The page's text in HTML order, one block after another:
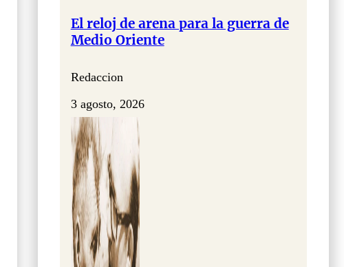
El reloj de arena para la guerra de
Medio Oriente
Redaccion
3 agosto, 2026